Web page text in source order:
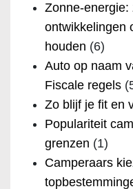
Zonne-
ontwikkelingen
houden (6)
Auto op naam
Fiscale regels
Zo blijf je fit en
Populariteit
grenzen (1)
Camperaars